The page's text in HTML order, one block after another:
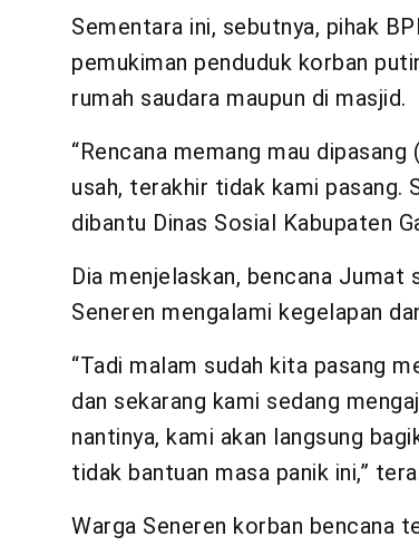
Sementara ini, sebutnya, pihak
pemukiman penduduk korban
rumah saudara maupun di masjid.
“Rencana memang mau
usah, terakhir tidak kami pasang.
dibantu Dinas Sosial Kabupaten
Dia menjelaskan, bencana
Seneren mengalami kegelapan
“Tadi malam sudah kita pasang
dan sekarang kami sedang
nantinya, kami akan langsung
tidak bantuan masa panik ini,”
Warga Seneren korban bencana